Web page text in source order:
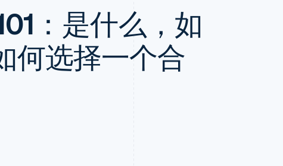
钱包、稳定币发行和发卡基础设
施
酒店、旅游与休闲
媒体与娱乐
非营利组织
专业服务
公共部门
零售
提供按用量计费
发行稳定币支持的支付卡
通过智能体配置和管理服务
资讯中心
Stripe Press
：是什么，如
何选择一个合